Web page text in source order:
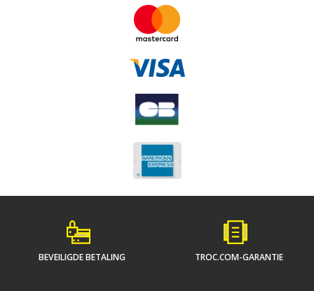
BEVEILIGDE BETALING TROC.COM-GARANTIE